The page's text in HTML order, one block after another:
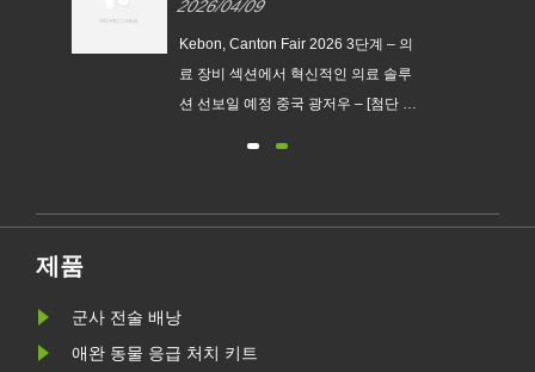
의료 솔루션 선보일 예정
2026/04/09
Kebon, Canton Fair 2026 3단계 – 의
료 장비 섹션에서 혁신적인 의료 솔루
션 선보일 예정 중국 광저우 – [첨단 의
톤 박람회(2026년 봄)의 3단계 의료
제품
군사 전술 배낭
애완 동물 응급 처치 키트